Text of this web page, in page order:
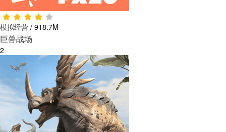
模拟经营 / 918.7M
巨兽战场
2